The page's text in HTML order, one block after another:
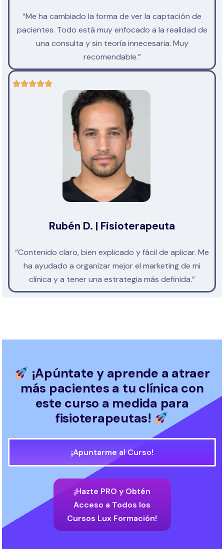
“Me ha cambiado la forma de ver la captación de
pacientes. Todo está muy enfocado a la realidad de
una consulta y sin teoría innecesaria. Muy
recomendable.”
Rubén D. | Fisioterapeuta
“Contenido claro, bien explicado y fácil de aplicar. Me
ha ayudado a organizar mejor el marketing de mi
clínica y a tener una estrategia más definida.”
¡Apúntate y aprende a atraer
más pacientes a tu clínica con
este curso a medida para
fisioterapeutas!
¡Apuntarme al Curso!
¡Hazte PRO y Obtén
Acceso a Todos los
Cursos Lux Formación!